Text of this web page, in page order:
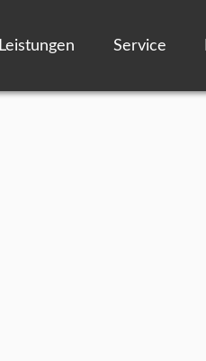
Leistungen Service